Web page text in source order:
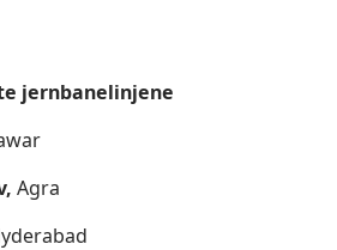
jernbanelinjene
Agra